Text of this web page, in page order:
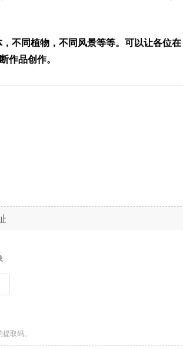
不同植物，不同风景等等。可以让各位在
作品创作。
取码。